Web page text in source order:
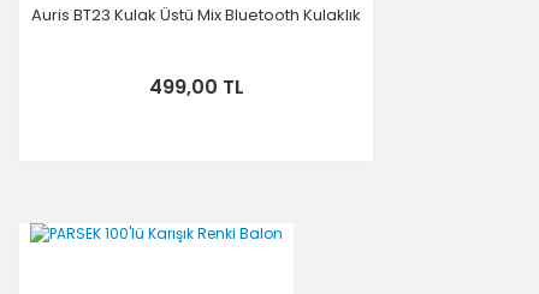
Auris BT23 Kulak Üstü Mix Bluetooth Kulaklık
499,00 TL